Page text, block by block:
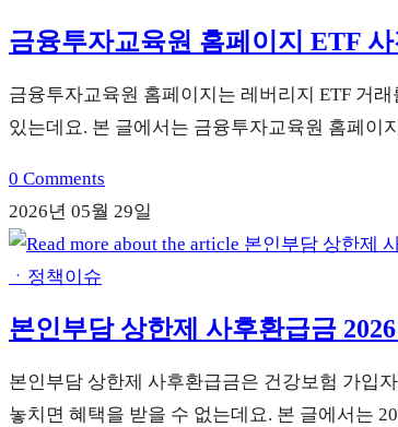
금융투자교육원 홈페이지 ETF
금융투자교육원 홈페이지는 레버리지 ETF 거
있는데요. 본 글에서는 금융투자교육원 홈페이
0 Comments
2026년 05월 29일
ㆍ정책이슈
본인부담 상한제 사후환급금
본인부담 상한제 사후환급금은 건강보험 가입
놓치면 혜택을 받을 수 없는데요. 본 글에서는